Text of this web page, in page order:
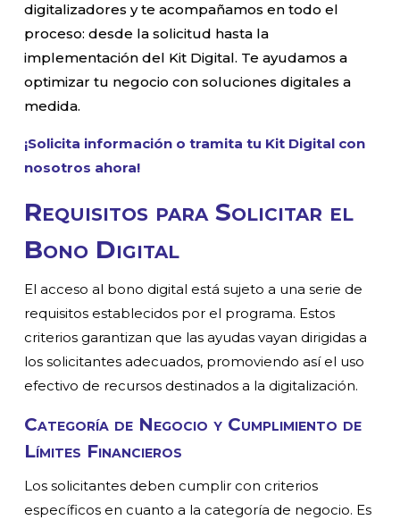
digitalizadores y te acompañamos en todo el
proceso: desde la solicitud hasta la
implementación del Kit Digital. Te ayudamos a
optimizar tu negocio con soluciones digitales a
medida.
¡Solicita información o tramita tu Kit Digital con
nosotros ahora!
Requisitos para Solicitar el
Bono Digital
El acceso al bono digital está sujeto a una serie de
requisitos establecidos por el programa. Estos
criterios garantizan que las ayudas vayan dirigidas a
los solicitantes adecuados, promoviendo así el uso
efectivo de recursos destinados a la digitalización.
Categoría de Negocio y Cumplimiento de
Límites Financieros
Los solicitantes deben cumplir con criterios
específicos en cuanto a la categoría de negocio. Es